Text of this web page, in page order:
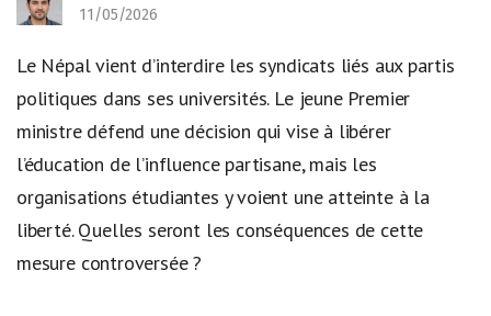
11/05/2026
Le Népal vient d’interdire les syndicats liés aux partis
politiques dans ses universités. Le jeune Premier
ministre défend une décision qui vise à libérer
l’éducation de l’influence partisane, mais les
organisations étudiantes y voient une atteinte à la
liberté. Quelles seront les conséquences de cette
mesure controversée ?